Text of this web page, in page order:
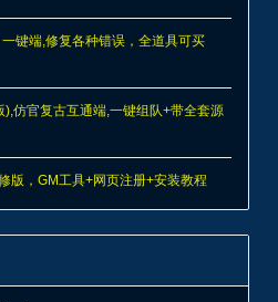
键端,修复各种错误，全道具可买
仿官复古互通端,一键组队+带全套源
版，GM工具+网页注册+安装教程